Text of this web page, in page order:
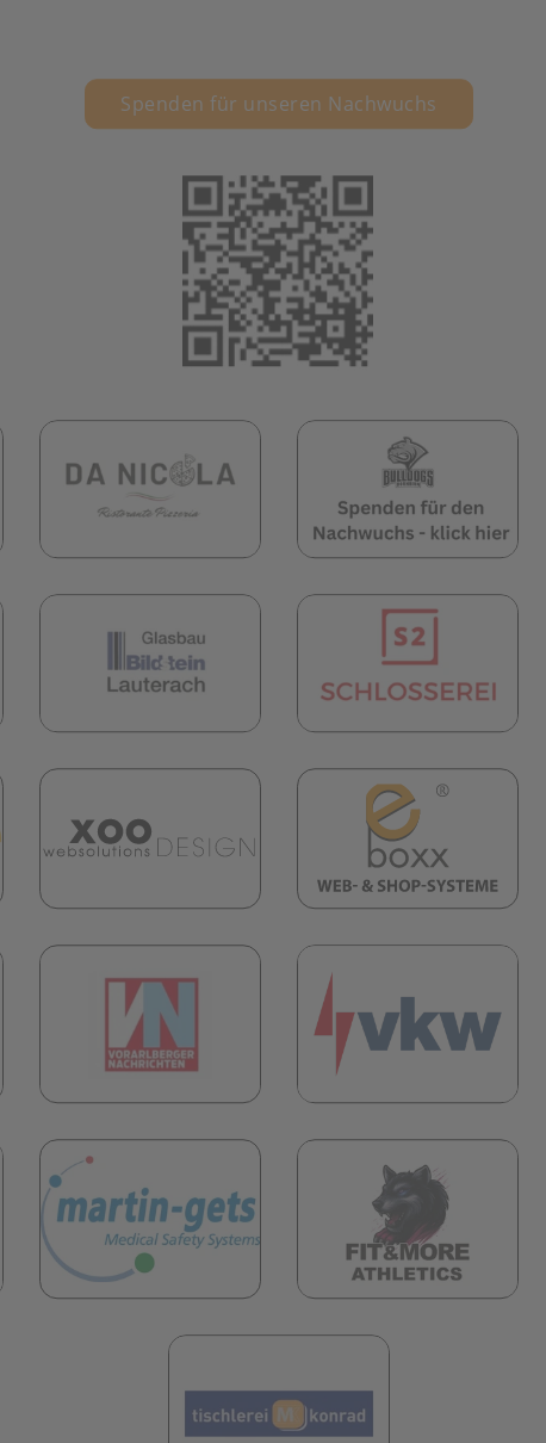
Spenden für unseren Nachwuchs
(öffnet in neuem Tab) (öffnet in neuem Tab)
(öffnet in neuem Tab) (öffnet in neuem Tab)
(öffnet in neuem Tab) (öffnet in neuem Tab)
(öffnet in neuem Tab) (öffnet in neuem Tab)
(öffnet in neuem Tab)
(öffnet in neuem Tab)
(öffnet in neuem